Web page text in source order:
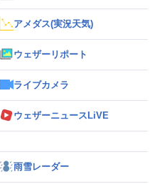
アメダス(実況天気)
ウェザーリポート
ライブカメラ
ウェザーニュースLiVE
雨雪レーダー